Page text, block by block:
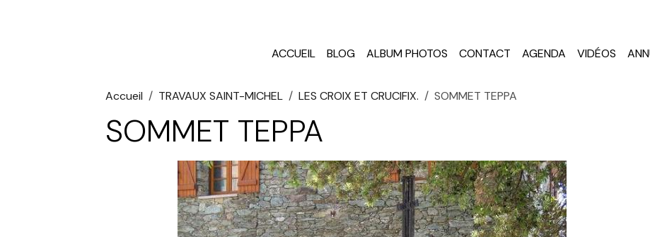
ACCUEIL BLOG ALBUM PHOTOS CONTACT AGENDA VIDÉOS
Accueil TRAVAUX SAINT-MICHEL LES CROIX ET CRUCIFIX. SOMMET TEPPA
SOMMET TEPPA